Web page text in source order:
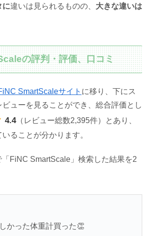
に違いは見られるものの、 大きな違いは
の評判・評価、口コミ
SmartScaleサイト に移り、下にス
ビューを見ることができ、総合評価とし
4.4（レビュー総数2,395件）とあり、
ることが分かります。
FiNC SmartScale」検索した結果を2
かった体重計買った👏